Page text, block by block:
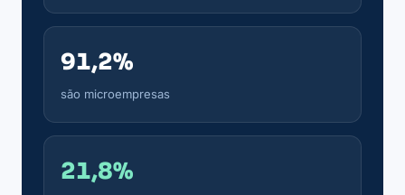
91,2%
são microempresas
21,8%